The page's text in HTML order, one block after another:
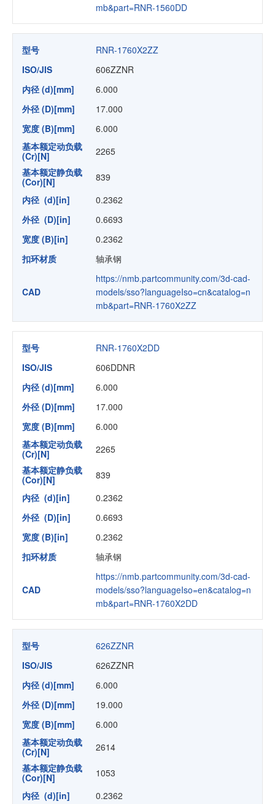
mb&part=RNR-1560DD
型号
RNR-1760X2ZZ
ISO/JIS
606ZZNR
内径 (d)[mm]
6.000
外径 (D)[mm]
17.000
宽度 (B)[mm]
6.000
基本额定动负载
(Cr)[N]
2265
基本额定静负载
(Cor)[N]
839
内径 (d)[in]
0.2362
外径 (D)[in]
0.6693
宽度 (B)[in]
0.2362
扣环材质
轴承钢
CAD
https://nmb.partcommunity.com/3d-cad-
models/sso?languageIso=cn&catalog=n
mb&part=RNR-1760X2ZZ
型号
RNR-1760X2DD
ISO/JIS
606DDNR
内径 (d)[mm]
6.000
外径 (D)[mm]
17.000
宽度 (B)[mm]
6.000
基本额定动负载
(Cr)[N]
2265
基本额定静负载
(Cor)[N]
839
内径 (d)[in]
0.2362
外径 (D)[in]
0.6693
宽度 (B)[in]
0.2362
扣环材质
轴承钢
CAD
https://nmb.partcommunity.com/3d-cad-
models/sso?languageIso=en&catalog=n
mb&part=RNR-1760X2DD
型号
626ZZNR
ISO/JIS
626ZZNR
内径 (d)[mm]
6.000
外径 (D)[mm]
19.000
宽度 (B)[mm]
6.000
基本额定动负载
(Cr)[N]
2614
基本额定静负载
(Cor)[N]
1053
内径 (d)[in]
0.2362